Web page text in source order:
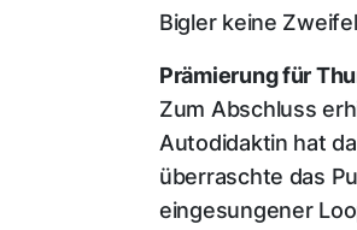
Bigler keine
Prämierung für
Zum Abschluss
Autodidaktin hat
überraschte das
eingesungener